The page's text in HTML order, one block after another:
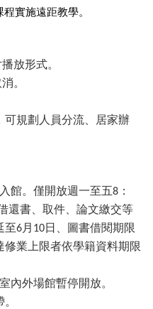
實施遠距教學。
放形式。
。
可規劃人員分流、居家辦
館。僅開放週一至五8 ：
還書、取件、論文繳交等
至6月 10日、圖書借閱期限
修業上限者依學籍資料期限
內外場館暫停開放。